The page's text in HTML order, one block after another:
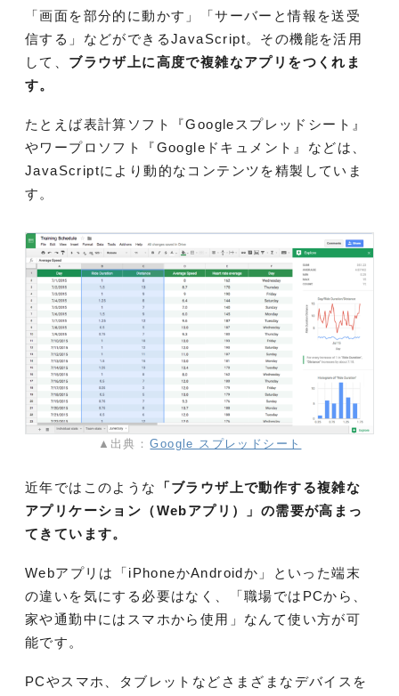
「画面を部分的に動かす」「サーバーと情報を送受
信する」などができるJavaScript。その機能を活用
して、 ブラウザ上に高度で複雑なアプリをつくれま
す。
たとえば表計算ソフト『Googleスプレッドシート』
やワープロソフト『Googleドキュメント』などは、
JavaScriptにより動的なコンテンツを精製していま
す。
▲出典： Google スプレッドシート
近年ではこのような
「ブラウザ上で動作する複雑な
アプリケーション（Webアプリ）」の需要が高まっ
てきています。
Webアプリは「iPhoneかAndroidか」といった端末
の違いを気にする必要はなく、「職場ではPCから、
家や通勤中にはスマホから使用」なんて使い方が可
能です。
PCやスマホ、タブレットなどさまざまなデバイスを